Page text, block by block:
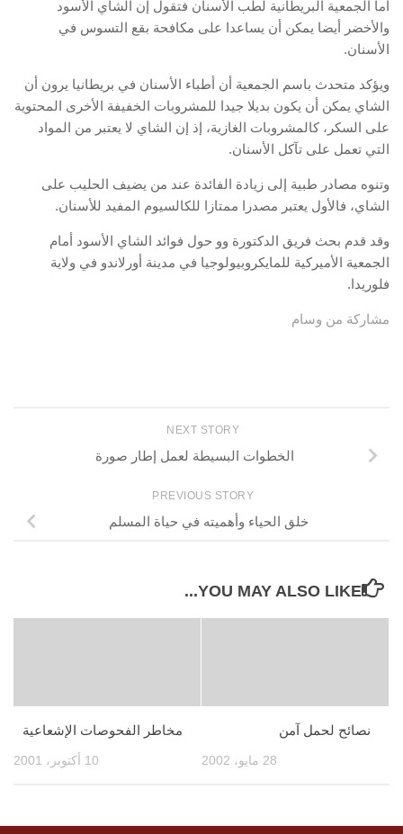
أما الجمعية البريطانية لطب الأسنان فتقول إن الشاي الأسود
والأخضر أيضا يمكن أن يساعدا على مكافحة بقع التسوس في
الأسنان.
ويؤكد متحدث باسم الجمعية أن أطباء الأسنان في بريطانيا يرون أن
الشاي يمكن أن يكون بديلا جيدا للمشروبات الخفيفة الأخرى المحتوية
على السكر، كالمشروبات الغازية، إذ إن الشاي لا يعتبر من المواد
التي تعمل على تآكل الأسنان.
وتنوه مصادر طبية إلى زيادة الفائدة عند من يضيف الحليب على
الشاي، فالأول يعتبر مصدرا ممتازا للكالسيوم المفيد للأسنان.
وقد قدم بحث فريق الدكتورة وو حول فوائد الشاي الأسود أمام
الجمعية الأميركية للمايكروبيولوجيا في مدينة أورلاندو في ولاية
فلوريدا.
مشاركة من وسام
NEXT STORY
الخطوات البسيطة لعمل إطار صورة
PREVIOUS STORY
خلق الحياء وأهميته في حياة المسلم
YOU MAY ALSO LIKE...
مخاطر الفحوصات الإشعاعية
10 أكتوبر، 2001
نصائح لحمل آمن
28 مايو، 2002